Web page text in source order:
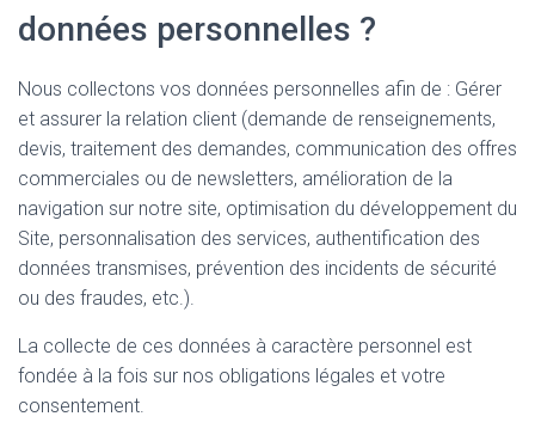
données personnelles ?
Nous collectons vos données personnelles afin de : Gérer
et assurer la relation client (demande de renseignements,
devis, traitement des demandes, communication des offres
commerciales ou de newsletters, amélioration de la
navigation sur notre site, optimisation du développement du
Site, personnalisation des services, authentification des
données transmises, prévention des incidents de sécurité
ou des fraudes, etc.).
La collecte de ces données à caractère personnel est
fondée à la fois sur nos obligations légales et votre
consentement.